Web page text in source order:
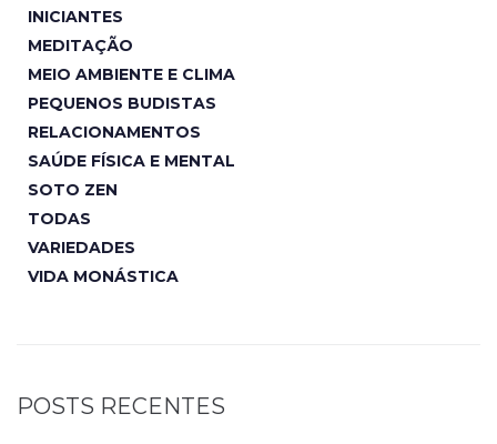
INICIANTES
MEDITAÇÃO
MEIO AMBIENTE E CLIMA
PEQUENOS BUDISTAS
RELACIONAMENTOS
SAÚDE FÍSICA E MENTAL
SOTO ZEN
TODAS
VARIEDADES
VIDA MONÁSTICA
POSTS RECENTES